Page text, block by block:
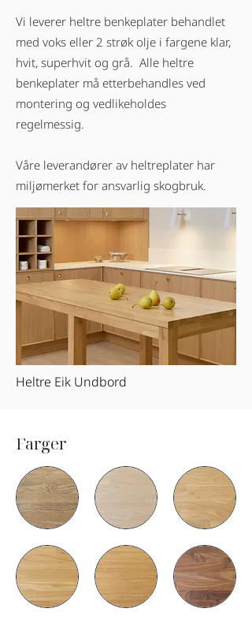
Vi leverer heltre benkeplater behandlet
med voks eller 2 strøk olje i fargene klar,
hvit, superhvit og grå. Alle heltre
benkeplater må etterbehandles ved
montering og vedlikeholdes
regelmessig.
Våre leverandører av heltreplater har
miljømerket for ansvarlig skogbruk.
Heltre Eik Undbord
Farger